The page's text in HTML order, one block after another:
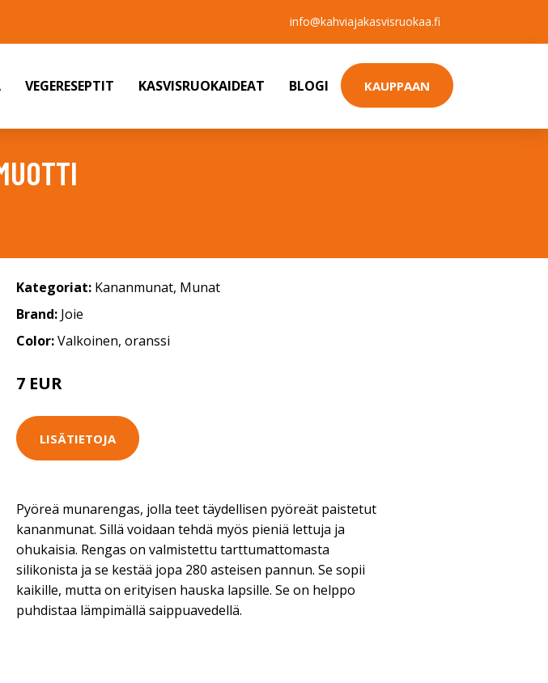
info@kahviajakasvisruokaa.fi
VEGERESEPTIT KASVISRUOKAIDEAT BLOGI KAUPPAAN
Kategoriat: Kananmunat, Munat
Brand: Joie
Color:Valkoinen, oranssi
7 EUR
LISÄTIETOJA
Pyöreä munarengas, jolla teet täydellisen pyöreät paistetut
kananmunat. Sillä voidaan tehdä myös pieniä lettuja ja
ohukaisia. Rengas on valmistettu tarttumattomasta
silikonista ja se kestää jopa 280 asteisen pannun. Se sopii
kaikille, mutta on erityisen hauska lapsille. Se on helppo
puhdistaa lämpimällä saippuavedellä.